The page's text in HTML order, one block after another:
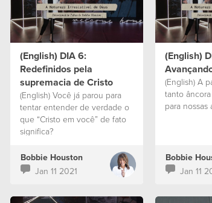
(English) DIA 6:
Redefinidos pela
supremacia de Cristo
(English) Você já parou para
tentar entender de verdade o
que “Cristo em você” de fato
significa?
Bobbie Houston
Jan 11 2021
(English)
(English) A
tanto
para nossas
Bobbie
Jan 11